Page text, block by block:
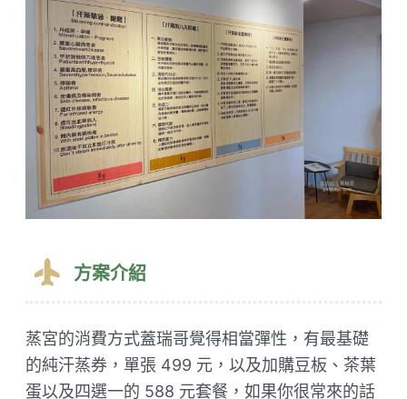
方案介紹
蒸宮的消費方式蓋瑞哥覺得相當彈性，有最基礎
的純汗蒸券，單張 499 元，以及加購豆板、茶葉
蛋以及四選一的 588 元套餐，如果你很常來的話